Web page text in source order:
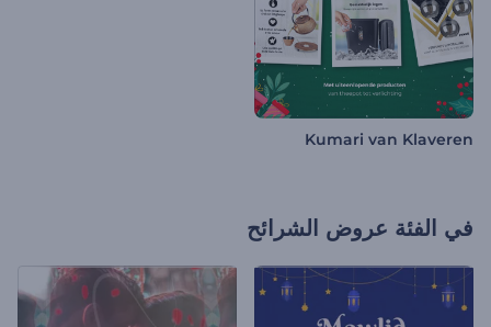
Kumari van Klaveren
في الفئة عروض الشرائح